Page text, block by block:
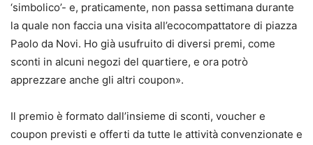
‘simbolico’- e, praticamente, non passa settimana durante
la quale non faccia una visita all’ecocompattatore di piazza
Paolo da Novi. Ho già usufruito di diversi premi, come
sconti in alcuni negozi del quartiere, e ora potrò
apprezzare anche gli altri coupon».
Il premio è formato dall’insieme di sconti, voucher e
coupon previsti e offerti da tutte le attività convenzionate e